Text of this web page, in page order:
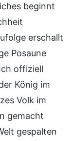
beginnt
erschallt
Posaune
offiziell
König im
Volk im
gemacht
gespalten